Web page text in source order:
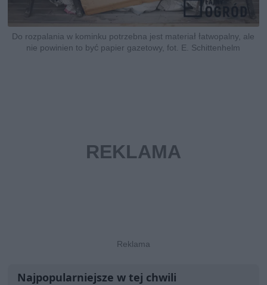
Do rozpalania w kominku potrzebna jest materiał łatwopalny, ale
nie powinien to być papier gazetowy, fot. E. Schittenhelm
Najpopularniejsze w tej chwili